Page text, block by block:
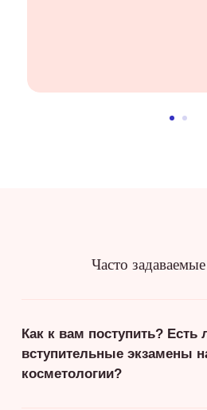
Часто
Как к вам поступить? Есть
вступительные экзамены
косметологии?